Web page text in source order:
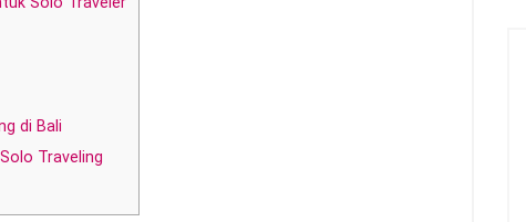
di Bali
Traveling